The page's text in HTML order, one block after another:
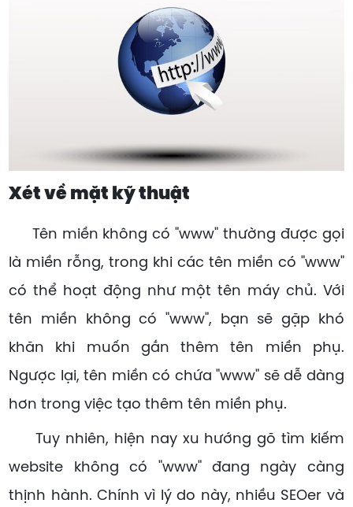
Xét về mặt kỹ thuật
Tên miền không có "www" thường được gọi
là miền rỗng, trong khi các tên miền có "www"
có thể hoạt động như một tên máy chủ. Với
tên miền không có "www", bạn sẽ gặp khó
khăn khi muốn gắn thêm tên miền phụ.
Ngược lại, tên miền có chứa "www" sẽ dễ dàng
hơn trong việc tạo thêm tên miền phụ.
Tuy nhiên, hiện nay xu hướng gõ tìm kiếm
website không có "www" đang ngày càng
thịnh hành. Chính vì lý do này, nhiều SEOer và